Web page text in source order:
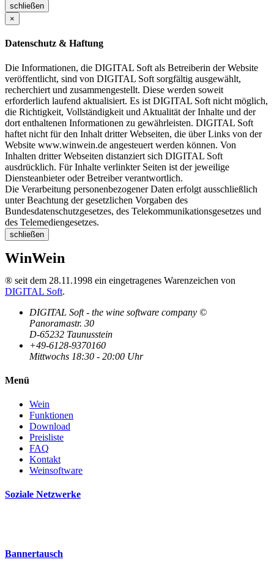
schließen
×
Datenschutz & Haftung
Die Informationen, die DIGITAL Soft als Betreiberin der Website
veröffentlicht, sind von DIGITAL Soft sorgfältig ausgewählt,
recherchiert und zusammengestellt. Diese werden soweit
erforderlich laufend aktualisiert. Es ist DIGITAL Soft nicht möglich,
die Richtigkeit, Vollständigkeit und Aktualität der Inhalte und der
dort enthaltenen Informationen zu gewährleisten. DIGITAL Soft
haftet nicht für den Inhalt dritter Webseiten, die über Links von der
Website www.winwein.de angesteuert werden können. Von
Inhalten dritter Webseiten distanziert sich DIGITAL Soft
ausdrücklich. Für Inhalte verlinkter Seiten ist der jeweilige
Diensteanbieter oder Betreiber verantwortlich.
Die Verarbeitung personenbezogener Daten erfolgt ausschließlich
unter Beachtung der gesetzlichen Vorgaben des
Bundesdatenschutzgesetzes, des Telekommunikationsgesetzes und
des Telemediengesetzes.
schließen
WinWein
® seit dem 28.11.1998 ein eingetragenes Warenzeichen von
DIGITAL Soft.
DIGITAL Soft - the wine software company ©
Panoramastr. 30
D-65232 Taunusstein
+49-6128-9370160
Mittwochs 18:30 - 20:00 Uhr
Menü
Wein
Funktionen
Download
Preisliste
FAQ
Kontakt
Weinsoftware
Soziale Netzwerke
Bannertausch